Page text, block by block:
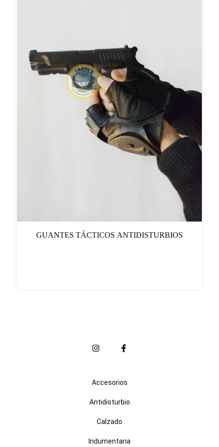
GUANTES TÁCTICOS ANTIDISTURBIOS
Accesorios
Antidisturbio
Calzado
Indumentaria